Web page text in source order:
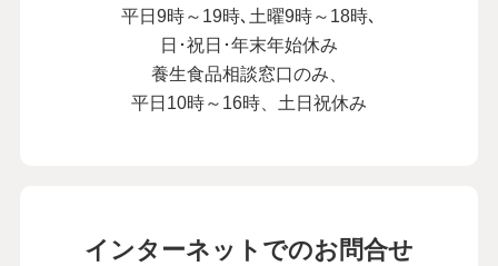
平日9時～19時､土曜9時～18時､
日･祝日･年末年始休み
養生食品相談窓口のみ、
平日10時～16時、土日祝休み
インターネットでのお問合せ